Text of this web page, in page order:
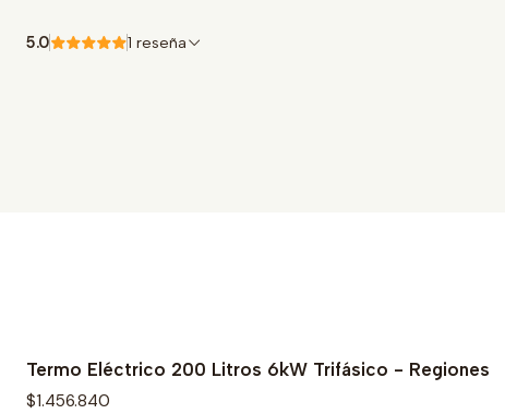
5.0 1 reseña
Termo Eléctrico 200 Litros 6kW Trifásico - Regiones
$1.456.840